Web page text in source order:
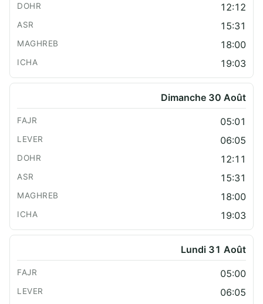
12:12
15:31
18:00
19:03
Dimanche 30 Août
05:01
06:05
12:11
15:31
18:00
19:03
Lundi 31 Août
05:00
06:05